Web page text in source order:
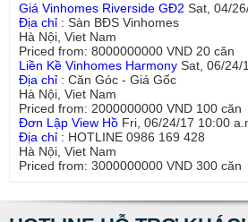
Giá Vinhomes Riverside GĐ2 Sat, 04/
Địa chỉ : Sàn BĐS Vinhomes
Hà Nội Viet Nam
Priced from: 8000000000 VND 20 căn
Liền Kề Vinhomes Harmony Sat, 06/24/
Địa chỉ : Căn Góc - Giá Gốc
Hà Nội Viet Nam
Priced from: 2000000000 VND 100 căn
Đơn Lập View Hồ Fri, 06/24/17 10:00
Địa chỉ : HOTLINE 0986 169 428
Hà Nội Viet Nam
Priced from: 3000000000 VND 300 căn